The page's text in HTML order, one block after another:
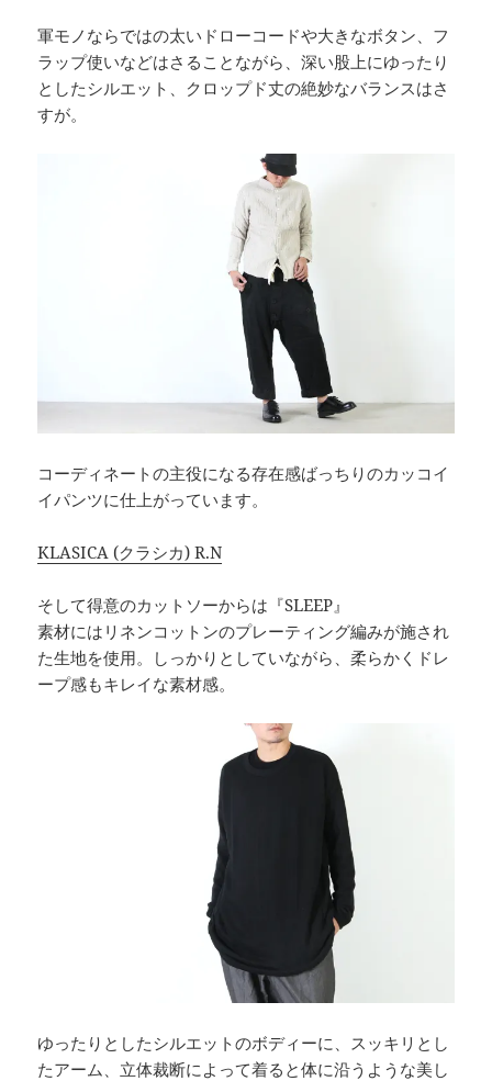
軍モノならではの太いドローコードや大きなボタン、フ
ラップ使いなどはさることながら、深い股上にゆったり
としたシルエット、クロップド丈の絶妙なバランスはさ
すが。
コーディネートの主役になる存在感ばっちりのカッコイ
イパンツに仕上がっています。
KLASICA (クラシカ) R.N
そして得意のカットソーからは『SLEEP』
素材にはリネンコットンのプレーティング編みが施され
た生地を使用。しっかりとしていながら、柔らかくドレ
ープ感もキレイな素材感。
ゆったりとしたシルエットのボディーに、スッキリとし
たアーム、立体裁断によって着ると体に沿うような美し